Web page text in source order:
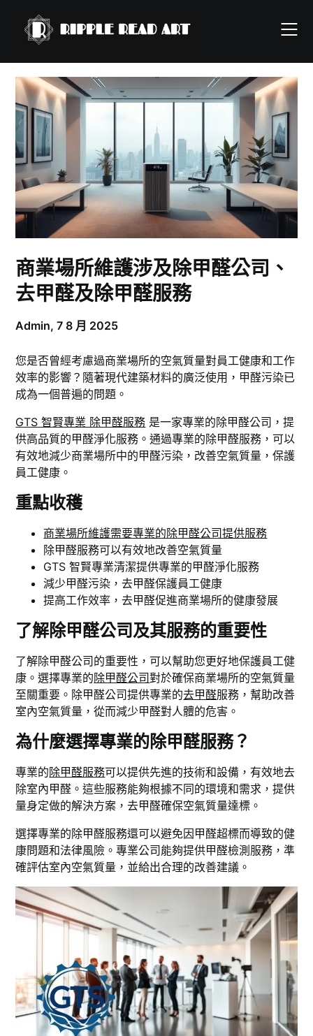
content
商業場所維護涉及除甲醛公司、
去甲醛及除甲醛服務
Admin,7 8 月 2025
您是否曾經考慮過商業場所的空氣質量對員工健康和工作
效率的影響？隨著現代建築材料的廣泛使用，甲醛污染已
成為一個普遍的問題。
GTS 智賢專業 除甲醛服務 是一家專業的除甲醛公司，提
供高品質的甲醛淨化服務。通過專業的除甲醛服務，可以
有效地減少商業場所中的甲醛污染，改善空氣質量，保護
員工健康。
重點收穫
商業場所維護需要專業的除甲醛公司提供服務
除甲醛服務可以有效地改善空氣質量
GTS 智賢專業清潔提供專業的甲醛淨化服務
減少甲醛污染，去甲醛保護員工健康
提高工作效率，去甲醛促進商業場所的健康發展
了解除甲醛公司及其服務的重要性
了解除甲醛公司的重要性，可以幫助您更好地保護員工健
康。選擇專業的除甲醛公司對於確保商業場所的空氣質量
至關重要。除甲醛公司提供專業的去甲醛服務，幫助改善
室內空氣質量，從而減少甲醛對人體的危害。
為什麼選擇專業的除甲醛服務？
專業的除甲醛服務可以提供先進的技術和設備，有效地去
除室內甲醛。這些服務能夠根據不同的環境和需求，提供
量身定做的解決方案，去甲醛確保空氣質量達標。
選擇專業的除甲醛服務還可以避免因甲醛超標而導致的健
康問題和法律風險。專業公司能夠提供甲醛檢測服務，準
確評估室內空氣質量，並給出合理的改善建議。